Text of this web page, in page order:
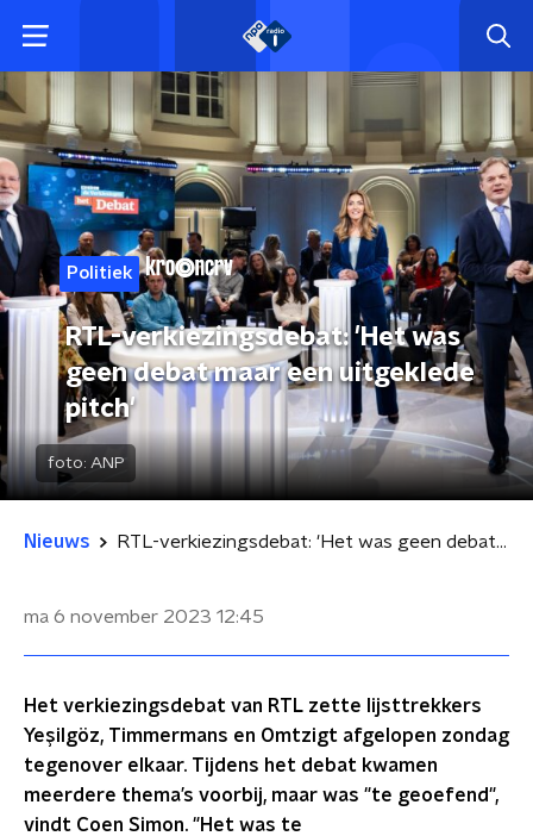
Politiek
RTL-verkiezingsdebat: 'Het was
geen debat maar een uitgeklede
pitch'
foto: ANP
Nieuws RTL-verkiezingsdebat: 'Het was geen debat maar een uitgeklede pitch'
ma 6 november 2023 12:45
Het verkiezingsdebat van RTL zette lijsttrekkers
Yeşilgöz, Timmermans en Omtzigt afgelopen zondag
tegenover elkaar. Tijdens het debat kwamen
meerdere thema’s voorbij, maar was "te geoefend",
vindt Coen Simon. "Het was te